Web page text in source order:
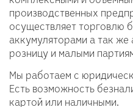
производственных
осуществляет торговлю
аккумуляторами а так же
розницу и малыми
Мы работаем с
Есть возможность
картой или наличными.